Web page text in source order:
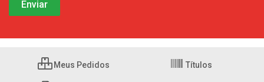
Meus Pedidos Títulos